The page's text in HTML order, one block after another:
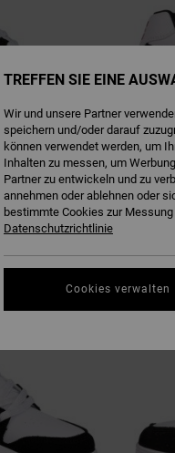
TREFFEN SIE EINE
Wir und unsere Partner
speichern und/oder darauf
können verwendet werden, um
Inhalten zu messen, um
Partner zu entwickeln und zu
annehmen oder ablehnen oder
bestimmte Cookies zur
Datenschutzrichtlinie
Cookies verwalten